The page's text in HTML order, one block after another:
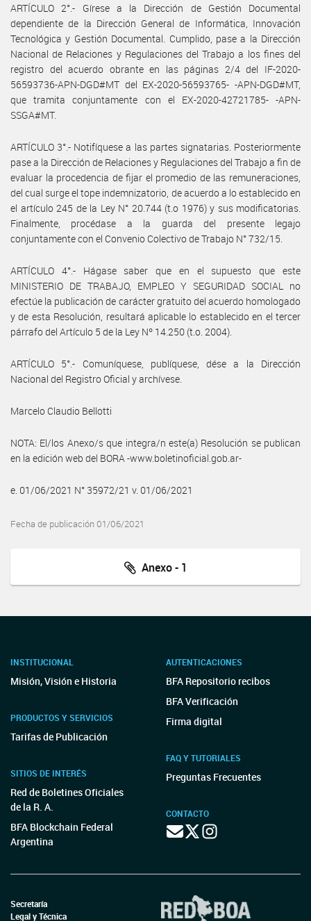
ARTÍCULO 2°.- Gírese a la Dirección de Gestión Documental
dependiente de la Dirección General de Informática, Innovación
Tecnológica y Gestión Documental. Cumplido, pase a la Dirección
Nacional de Relaciones y Regulaciones del Trabajo a los fines del
registro del acuerdo obrante en las páginas 2/4 del IF-2020-
56593736-APN-DGD#MT del EX-2020-56593765- -APN-DGD#MT,
que tramita conjuntamente con el EX-2020-42721785- -APN-
SSGA#MT.
ARTÍCULO 3°.- Notifíquese a las partes signatarias. Posteriormente
pase a la Dirección de Relaciones y Regulaciones del Trabajo a fin de
evaluar la procedencia de fijar el promedio de las remuneraciones,
del cual surge el tope indemnizatorio, de acuerdo a lo establecido en
el artículo 245 de la Ley N° 20.744 (t.o 1976) y sus modificatorias.
Finalmente, procédase a la guarda del presente legajo
conjuntamente con el Convenio Colectivo de Trabajo N° 732/15.
ARTÍCULO 4°.- Hágase saber que en el supuesto que este
MINISTERIO DE TRABAJO, EMPLEO Y SEGURIDAD SOCIAL no
efectúe la publicación de carácter gratuito del acuerdo homologado
y de esta Resolución, resultará aplicable lo establecido en el tercer
párrafo del Artículo 5 de la Ley Nº 14.250 (t.o. 2004).
ARTÍCULO 5°.- Comuníquese, publíquese, dése a la Dirección
Nacional del Registro Oficial y archívese.
Marcelo Claudio Bellotti
NOTA: El/los Anexo/s que integra/n este(a) Resolución se publican
en la edición web del BORA -www.boletinoficial.gob.ar-
e. 01/06/2021 N° 35972/21 v. 01/06/2021
Fecha de publicación 01/06/2021
Anexo - 1
INSTITUCIONAL
Misión, Visión e Historia
PRODUCTOS Y SERVICIOS
Tarifas de Publicación
SITIOS DE INTERÉS
Red de Boletines Oficiales
de la R. A.
BFA Blockchain Federal
Argentina
AUTENTICACIONES
BFA Repositorio recibos
BFA Verificación
Firma digital
FAQ Y TUTORIALES
Preguntas Frecuentes
CONTACTO
Secretaría
Legal y Técnica